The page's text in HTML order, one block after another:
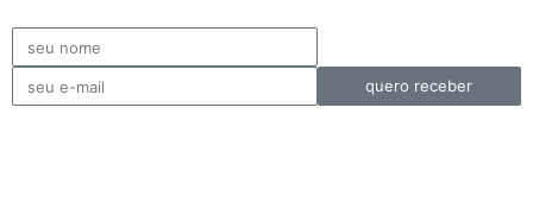
quero receber